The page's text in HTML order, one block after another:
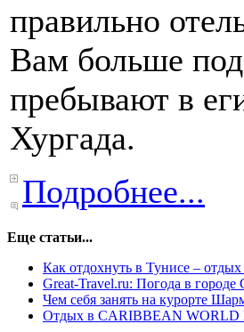
правильно
Вам больше
пребывают в
Хургада.
Подробнее...
Еще статьи...
Как отдохнуть в Тунисе –
Great-Travel.ru: Погода в городе
Чем себя занять на курорте
Отдых в CARIBBEAN WORLD